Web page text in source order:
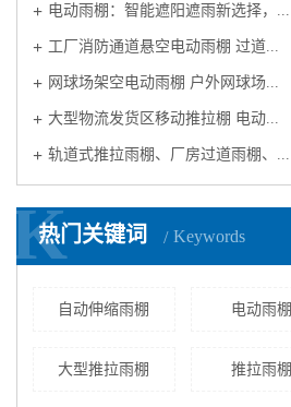
电动雨棚：智能遮阳遮雨新选择，...
工厂消防通道悬空电动雨棚 过道...
网球场架空电动雨棚 户外网球场...
大型物流发货区移动推拉棚 电动...
轨道式推拉雨棚、厂房过道雨棚、...
热门关键词 Keywords
K
K
自动伸缩雨棚 电动雨棚
大型推拉雨棚 推拉雨棚